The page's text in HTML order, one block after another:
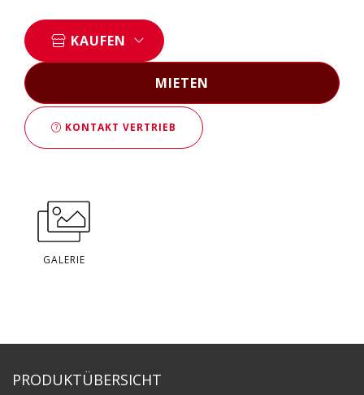
KAUFEN
MIETEN
KONTAKT VERTRIEB
GALERIE
PRODUKTÜBERSICHT